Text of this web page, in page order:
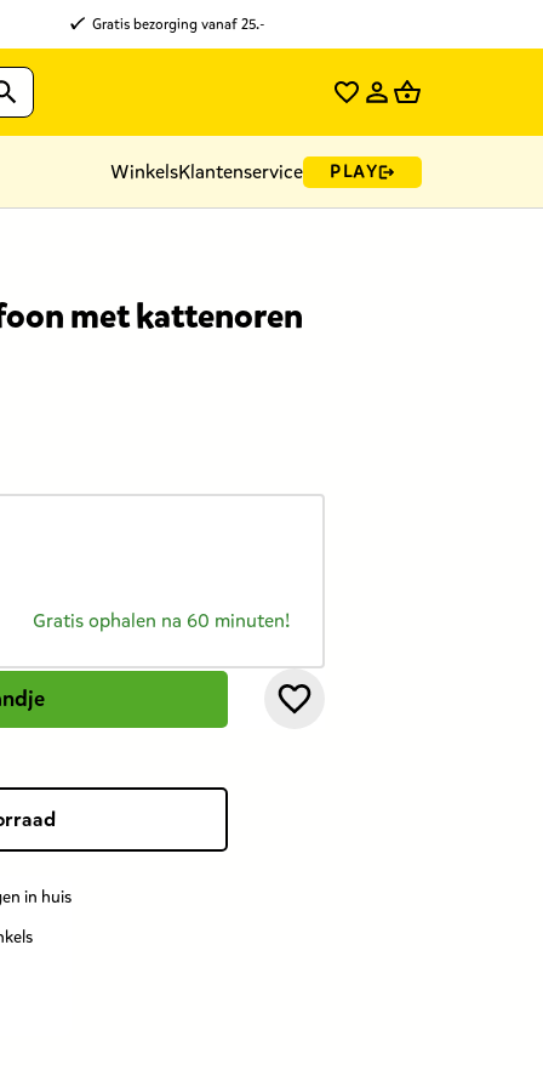
Gratis bezorging vanaf 25.-
WinkelsKlantenservice PLAY
met kattenoren
Gratis ophalen na 60 minuten!
in huis